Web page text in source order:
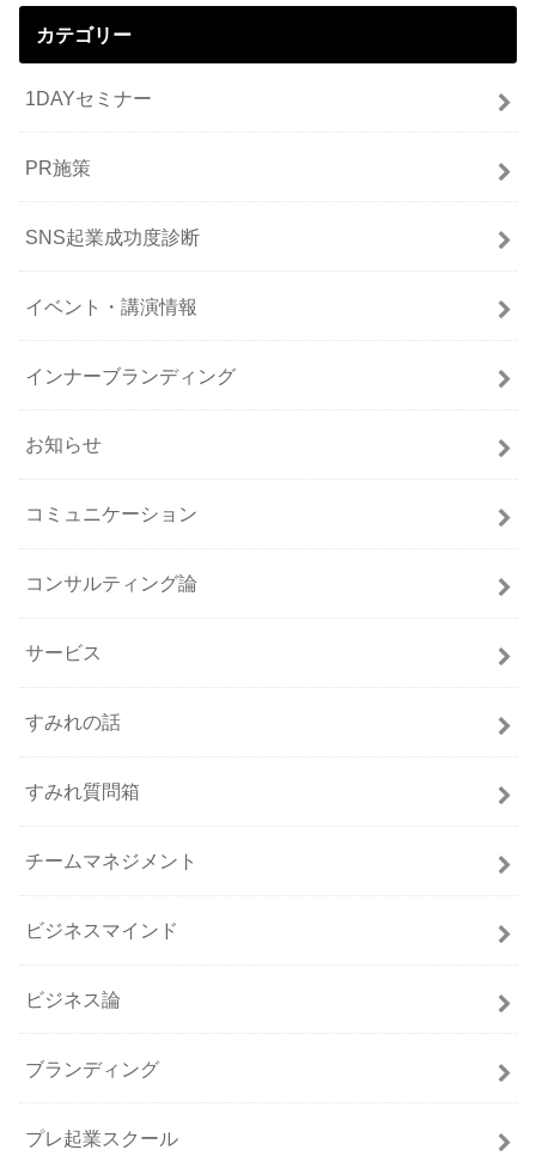
カテゴリー
1DAYセミナー
PR施策
SNS起業成功度診断
イベント・講演情報
インナーブランディング
お知らせ
コミュニケーション
コンサルティング論
サービス
すみれの話
すみれ質問箱
チームマネジメント
ビジネスマインド
ビジネス論
ブランディング
プレ起業スクール